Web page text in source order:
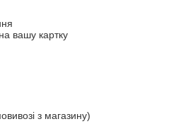
вашу картку
з магазину)